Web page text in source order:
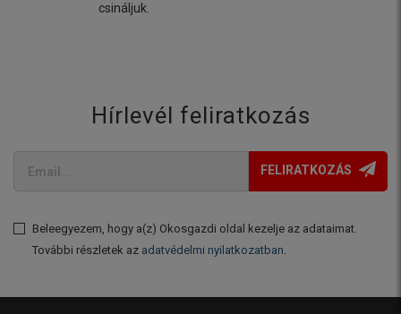
csináljuk.
Hírlevél feliratkozás
FELIRATKOZÁS
Beleegyezem, hogy a(z) Okosgazdi oldal kezelje az adataimat.
További részletek az adatvédelmi nyilatkozatban.